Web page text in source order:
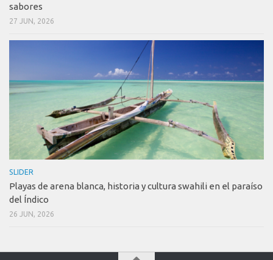
sabores
27 JUN, 2026
SLIDER
Playas de arena blanca, historia y cultura swahili en el paraíso
del Índico
26 JUN, 2026